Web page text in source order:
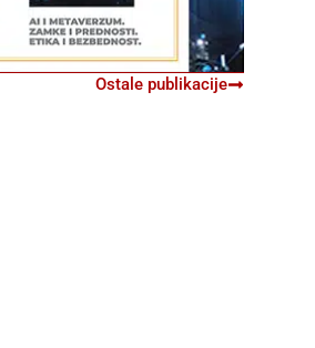
Ostale publikacije